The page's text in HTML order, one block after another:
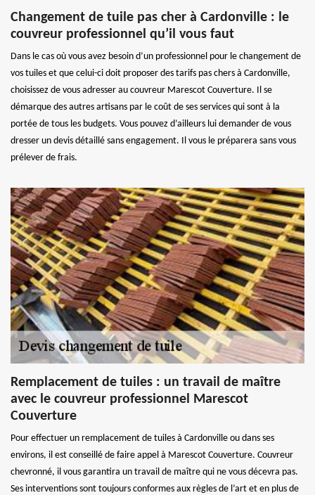
Changement de tuile pas cher à Cardonville : le
couvreur professionnel qu’il vous faut
Dans le cas où vous avez besoin d’un professionnel pour le changement de
vos tuiles et que celui-ci doit proposer des tarifs pas chers à Cardonville,
choisissez de vous adresser au couvreur Marescot Couverture. Il se
démarque des autres artisans par le coût de ses services qui sont à la
portée de tous les budgets. Vous pouvez d’ailleurs lui demander de vous
dresser un devis détaillé sans engagement. Il vous le préparera sans vous
prélever de frais.
Remplacement de tuiles : un travail de maître
avec le couvreur professionnel Marescot
Couverture
Pour effectuer un remplacement de tuiles à Cardonville ou dans ses
environs, il est conseillé de faire appel à Marescot Couverture. Couvreur
chevronné, il vous garantira un travail de maître qui ne vous décevra pas.
Ses interventions sont toujours conformes aux règles de l’art et en plus de